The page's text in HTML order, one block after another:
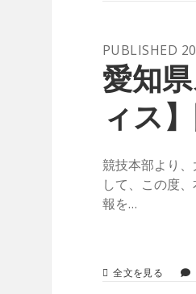
に
い
て
【過
去
の
問
い
合
（土）
～
１
１
日
（月
催
の
ア
PUBLISHED
愛知
ィス
競技本部より
して、この度
報を…
全文を見る